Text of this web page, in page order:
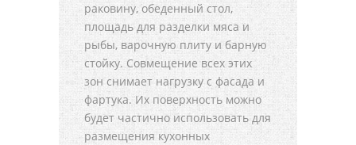
раковину, обеденный стол,
площадь для разделки мяса и
рыбы, варочную плиту и барную
стойку. Совмещение всех этих
зон снимает нагрузку с фасада и
фартука. Их поверхность можно
будет частично использовать для
размещения кухонных